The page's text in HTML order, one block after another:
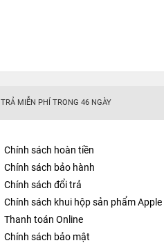
MIỄN PHÍ TRONG 46 NGÀY
Chính sách hoàn tiền
Chính sách bảo hành
Chính sách đổi trả
Chính sách khui hộp sản phẩm Apple
Thanh toán Online
Chính sách bảo mật